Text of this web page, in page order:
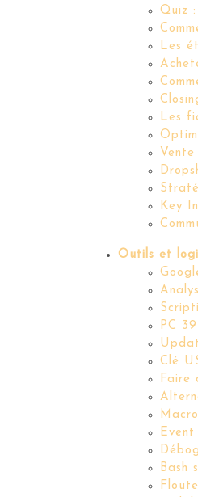
Quiz
Les
Les
Key
Outils et
PC
Clé
Faire
Event
Bash